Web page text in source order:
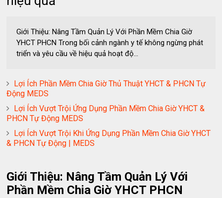
Giới Thiệu: Nâng Tầm Quản Lý Với Phần Mềm Chia Giờ
YHCT PHCN Trong bối cảnh ngành y tế không ngừng phát
triển và yêu cầu về hiệu quả hoạt độ...
Lợi Ích Phần Mềm Chia Giờ Thủ Thuật YHCT & PHCN Tự
Động MEDS
Lợi Ích Vượt Trội Ứng Dụng Phần Mềm Chia Giờ YHCT &
PHCN Tự Động MEDS
Lợi Ích Vượt Trội Khi Ứng Dụng Phần Mềm Chia Giờ YHCT
& PHCN Tự Động | MEDS
Giới Thiệu: Nâng Tầm Quản Lý Với
Phần Mềm Chia Giờ YHCT PHCN